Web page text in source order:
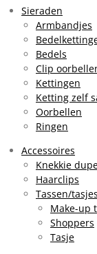
Sieraden
Armbandjes
Bedels
Clip
Kettingen
Ketting zelf
Oorbellen
Ringen
Accessoires
Knekkie
Haarclips
Tassen/tasjes
Make-up
Shoppers
Tasje